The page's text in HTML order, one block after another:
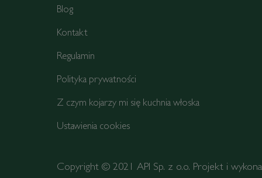
Blog
Kontakt
Regulamin
Polityka prywatności
Z czym kojarzy mi się kuchnia włoska
Ustawienia cookies
Copyright © 2021 API Sp. z o.o. Projekt i